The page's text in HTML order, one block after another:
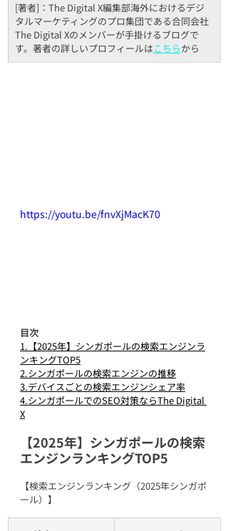
[著者]：The Digital X編集部海外におけるデジ
タルマーケティングのプロ集団である合同会社
The Digital Xのメンバーが手掛けるブログで
す。著者の詳しいプロフィールはこちらから
https://youtu.be/fnvXjMacK70
目次
1.【2025年】シンガポールの検索エンジンラ
ンキングTOP5
2.シンガポールの検索エンジンの推移
3.デバイスごとの検索エンジンシェア率
4.シンガポールでのSEO対策ならThe Digital
X
【2025年】シンガポールの検索
エンジンランキングTOP5
【検索エンジンランキング（2025年シンガポ
ール）】